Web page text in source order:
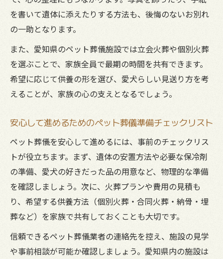
を書いて遺体に添えたりする方法も、後悔のないお別れ
の一助となります。
また、愛知県のペット葬儀施設では立会火葬や個別火葬
を選ぶことで、家族全員で最期の時間を共有できます。
希望に応じて供養の形を選び、愛犬らしい見送り方を考
えることが、家族の心の支えとなるでしょう。
安心して進めるためのペット葬儀準備チェックリスト
ペット葬儀を安心して進めるには、事前のチェックリス
トが役立ちます。まず、遺体の安置方法や必要な保冷剤
の準備、愛犬の好きだった品の用意など、物理的な準備
を確認しましょう。次に、火葬プランや費用の見積も
り、希望する供養方法（個別火葬・合同火葬・納骨・埋
葬など）を家族で共有しておくことも大切です。
信頼できるペット葬儀業者の連絡先を控え、施設の見学
や事前相談が可能か確認しましょう。愛知県内の施設は